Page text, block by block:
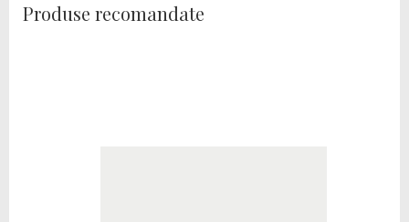
Produse recomandate